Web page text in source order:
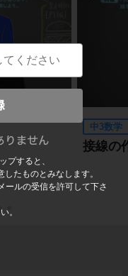
プすると、
したものとみなします。
ールの受信を許可して下さ
。
接線の
中3数学